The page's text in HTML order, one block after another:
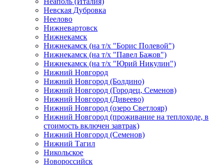
Невская Дубровка
Неелово
Нижневартовск
Нижнекамск
Нижнекамск (на т/х "Борис Полевой")
Нижнекамск (на т/х "Павел Бажов")
Нижнекамск (на т/х "Юрий Никулин")
Нижний Новгород
Нижний Новгород (Болдино)
Нижний Новгород (Городец, Семенов)
Нижний Новгород (Дивеево)
Нижний Новгород (озеро Светлояр)
Нижний Новгород (проживание на теплоходе, в
стоимость включен завтрак)
Нижний Новгород (Семенов)
Нижний Тагил
Никольское
Новороссийск